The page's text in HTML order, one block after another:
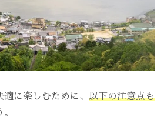
に楽しむために、 以下の注意点も